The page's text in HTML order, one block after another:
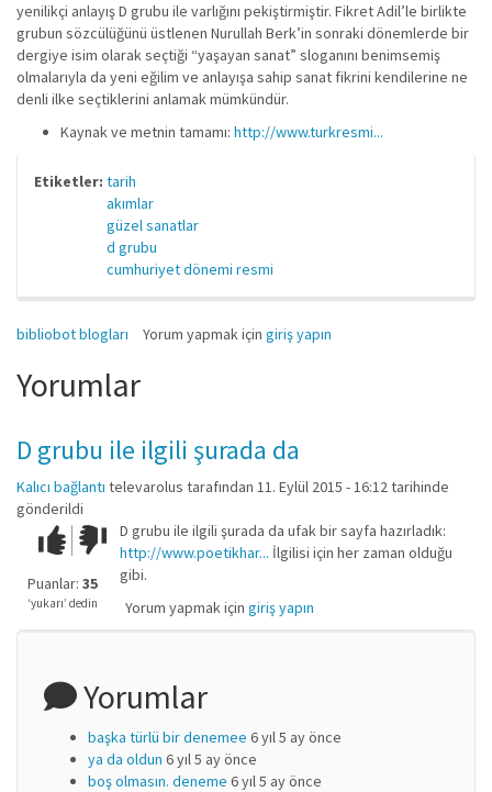
yenilikçi anlayış D grubu ile varlığını pekiştirmiştir. Fikret Adil’le birlikte
grubun sözcülüğünü üstlenen Nurullah Berk’in sonraki dönemlerde bir
dergiye isim olarak seçtiği “yaşayan sanat” sloganını benimsemiş
olmalarıyla da yeni eğilim ve anlayışa sahip sanat fikrini kendilerine ne
denli ilke seçtiklerini anlamak mümkündür.
Kaynak ve metnin tamamı: http://www.turkresmi...
Etiketler: tarih
akımlar
güzel sanatlar
d grubu
cumhuriyet dönemi resmi
bibliobot blogları Yorum yapmak için giriş yapın
Yorumlar
D grubu ile ilgili şurada da
Kalıcı bağlantı televarolus tarafından 11. Eylül 2015 - 16:12 tarihinde
gönderildi
Çok iyi!O
kadar
iyi
değil!
Puanlar: 35
‘yukarı’ dedin
D grubu ile ilgili şurada da ufak bir sayfa hazırladık:
http://www.poetikhar... İlgilisi için her zaman olduğu
gibi.
Yorum yapmak için giriş yapın
Yorumlar
başka türlü bir denemee 6 yıl 5 ay önce
ya da oldun 6 yıl 5 ay önce
boş olmasın. deneme 6 yıl 5 ay önce